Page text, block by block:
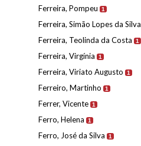
Ferreira, Pompeu 1
Ferreira, Simão Lopes da Silva
Ferreira, Teolinda da Costa 1
Ferreira, Virgínia 1
Ferreira, Viriato Augusto 1
Ferreiro, Martinho 1
Ferrer, Vicente 1
Ferro, Helena 1
Ferro, José da Silva 1